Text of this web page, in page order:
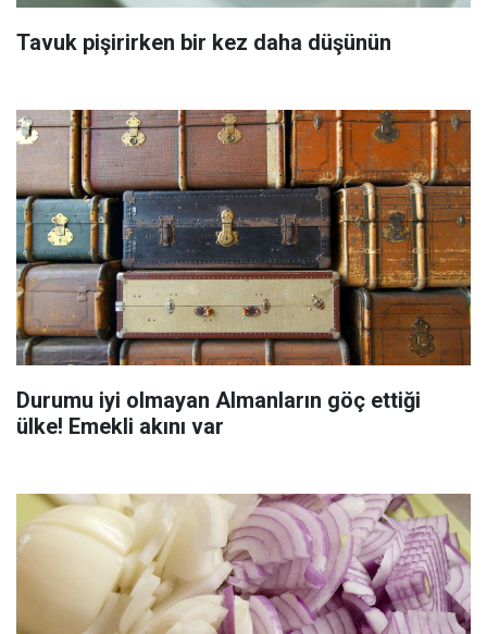
Tavuk pişirirken bir kez daha düşünün
Durumu iyi olmayan Almanların göç ettiği
ülke! Emekli akını var